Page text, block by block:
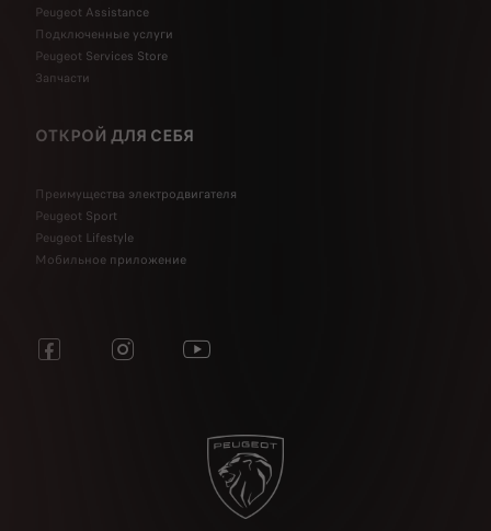
Peugeot Assistance
Подключенные услуги
Peugeot Services Store
Запчасти
ОТКРОЙ ДЛЯ СЕБЯ
Преимущества электродвигателя
Peugeot Sport
Peugeot Lifestyle
Мобильное приложение